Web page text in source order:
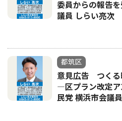
委員からの報告
議員 しらい亮次
都筑区
意見広告 つくる
―区プラン改定
民党 横浜市会議